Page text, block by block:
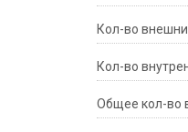
Кол-во
Кол-во
Общее кол-во